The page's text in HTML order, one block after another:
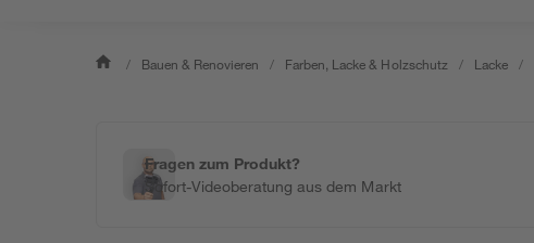
/ Bauen & Renovieren / Farben, Lacke & Holzschutz / Lacke /
Fragen zum Produkt?
Sofort-Videoberatung aus dem Markt